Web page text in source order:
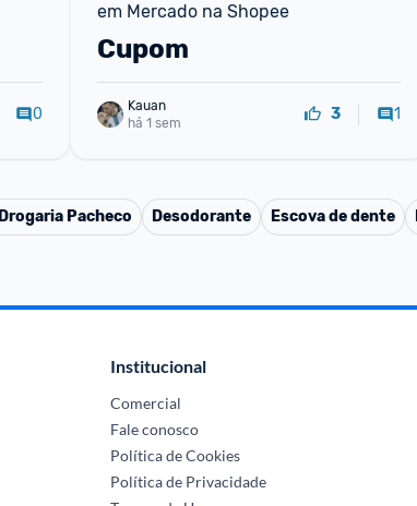
0
em Mercado na Shopee
Cupom
Kauan
há 1 sem
3 1
Drogaria Pacheco Desodorante Escova de dente
Institucional
Comercial
Fale conosco
Política de Cookies
Política de Privacidade